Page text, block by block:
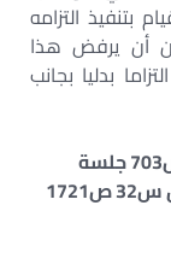
بتنفيذ التزامه
أن يرفض هذا
بدليا بجانب
(الطعن رقم 364 لسنة 46ق س30 ص703 جلسة
20/6/1979، الطعن رقم 1700 لسنة 50ق س32 ص1721